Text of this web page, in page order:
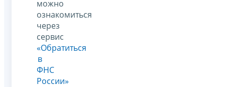
можно
ознакомиться
через
сервис
«Обратиться
в
ФНС
России»